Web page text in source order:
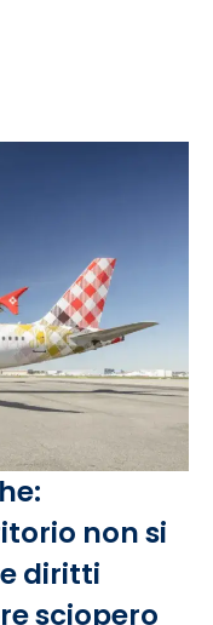
non si
diritti
sciopero